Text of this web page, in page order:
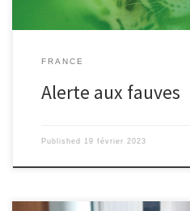
FRANCE
Alerte aux fauves
Published 19 février 2023